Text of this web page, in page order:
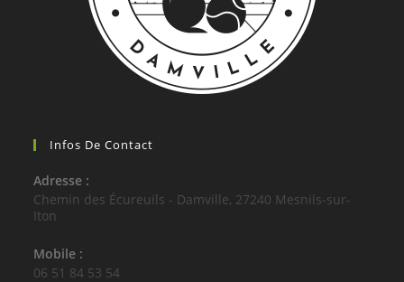
Infos De Contact
Adresse :
Chemin des Écureuils - Damville, 27240 Mesnils-sur-
Iton
Mobile :
06 51 84 53 54